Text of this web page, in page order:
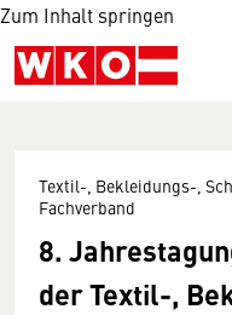
Zum Inhalt springen
Textil-, Bekleidungs-,
Fachverband
8.
der Textil-,